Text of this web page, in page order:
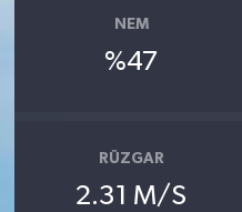
NEM
%47
RÜZGAR
2.31 M/S